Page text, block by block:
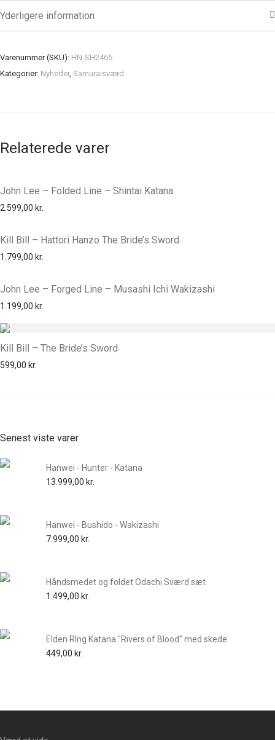
Yderligere information
Varenummer (SKU): HN-SH2465
Kategorier: Nyheder, Samuraisværd
Relaterede varer
John Lee – Folded Line – Shintai Katana
2.599,00 kr.
Kill Bill – Hattori Hanzo The Bride’s Sword
1.799,00 kr.
John Lee – Forged Line – Musashi Ichi Wakizashi
1.199,00 kr.
Kill Bill – The Bride’s Sword
599,00 kr.
Senest viste varer
Hanwei - Hunter - Katana
13.999,00 kr.
Hanwei - Bushido - Wakizashi
7.999,00 kr.
Håndsmedet og foldet Odachi Sværd sæt
1.499,00 kr.
Elden RIng Katana "Rivers of Blood" med skede
449,00 kr.